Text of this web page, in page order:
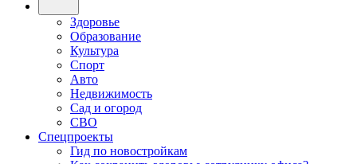
Здоровье
Образование
Культура
Спорт
Авто
Недвижимость
Сад и огород
СВО
Спецпроекты
Гид по новостройкам